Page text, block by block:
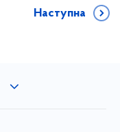
Наступна